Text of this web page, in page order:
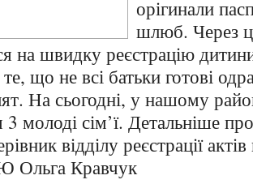
орігинали
шлюб. Через
на швидку реєстрацію
що не всі батьки готові
На сьогодні, у нашому
3 молоді сім’ї. Детальніше
відділу реєстрації
Ольга Кравчук